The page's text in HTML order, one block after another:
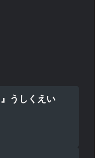
うしくえい